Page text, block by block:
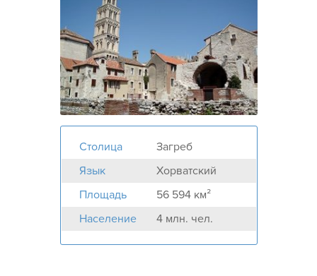
Столица
Загреб
Язык
Хорватский
Площадь
56 594 км²
Население
4 млн. чел.